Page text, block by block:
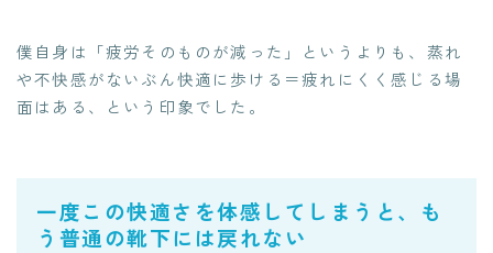
僕自身は「疲労そのものが減った」というよりも、蒸れ
や不快感がないぶん快適に歩ける＝疲れにくく感じる場
面はある、という印象でした。
一度この快適さを体感してしまうと、も
う普通の靴下には戻れない